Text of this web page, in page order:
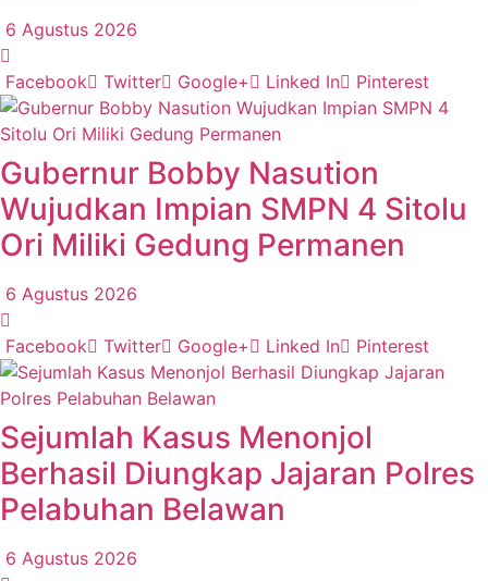
6 Agustus 2026
Facebook Twitter Google+ Linked In Pinterest
Gubernur Bobby Nasution
Wujudkan Impian SMPN 4 Sitolu
Ori Miliki Gedung Permanen
6 Agustus 2026
Facebook Twitter Google+ Linked In Pinterest
Sejumlah Kasus Menonjol
Berhasil Diungkap Jajaran Polres
Pelabuhan Belawan
6 Agustus 2026